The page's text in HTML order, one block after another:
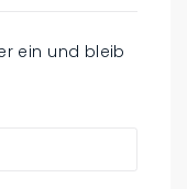
ein und bleib